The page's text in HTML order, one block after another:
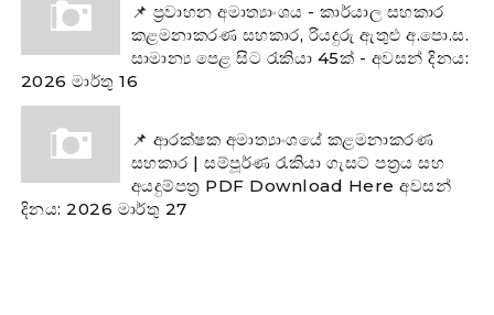
📌 ප්‍රවාහන අමාත්‍යාංශය - කාර්යාල සහකාර
කළමනාකරණ සහකාර, රියදුරු ඇතුළු අ.පො.ස.
සාමාන්‍ය පෙළ සිට රැකියා 45ක් - අවසන් දිනය:
2026 මාර්තු 16
📌 ආරක්ෂක අමාත්‍යාංශයේ කළමනාකරණ
සහකාර | සම්පූර්ණ රැකියා ගැසට් පත්‍රය සහ
අයදුම්පත්‍ර PDF Download Here අවසන්
දිනය: 2026 මාර්තු 27